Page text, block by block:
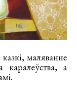
маляванне
каралеўства, а